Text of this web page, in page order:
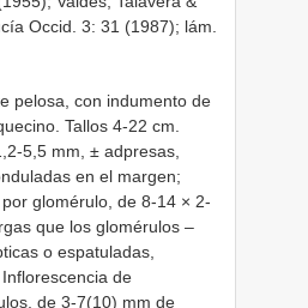
Occid. 3: 31 (1987); lám.
pelosa, con indumento de
Tallos 4-22 cm.
5,5 mm, ± adpresas,
en el margen;
glomérulo, de 8-14 × 2-
que los glomérulos –
o espatuladas,
de
de 3-7(10) mm de